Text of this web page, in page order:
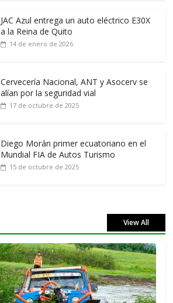
JAC Azul entrega un auto eléctrico E30X
a la Reina de Quito
14 de enero de 2026
Cervecería Nacional, ANT y Asocerv se
alían por la seguridad vial
17 de octubre de 2025
Diego Morán primer ecuatoriano en el
Mundial FIA de Autos Turismo
15 de octubre de 2025
View All